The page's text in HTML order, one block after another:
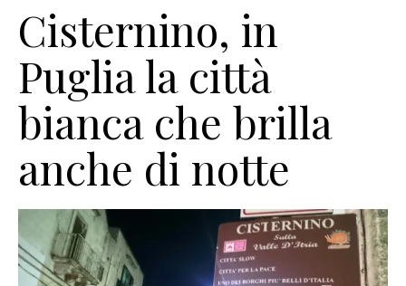
Cisternino, in
Puglia la città
bianca che brilla
anche di notte